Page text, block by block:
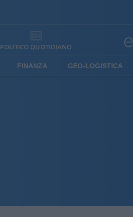
POLITICO QUOTIDIANO
FINANZA GEO-LOGISTICA